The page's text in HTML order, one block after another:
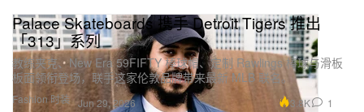
Fashion 时装
Palace Skateboards 携手 Detroit Tigers 推出
「313」系列
教练夹克、New Era 59FIFTY 棒球帽、定制 Rawlings 棒球与滑板
板面领衔登场，联手这家伦敦品牌带来最新 MLB 联名。
Jun 29, 2026 3.8K 1